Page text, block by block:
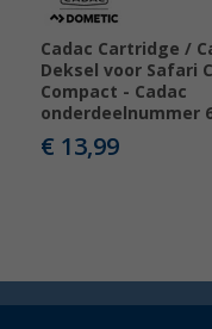
Cadac Cartridge /
Deksel voor Safari
Compact - Cadac
onderdeelnummer
€ 13,99